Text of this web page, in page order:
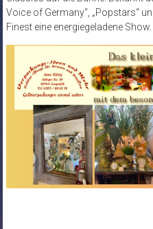
Voice of Germany“, „Popstars“
Finest eine energiegeladene Show.